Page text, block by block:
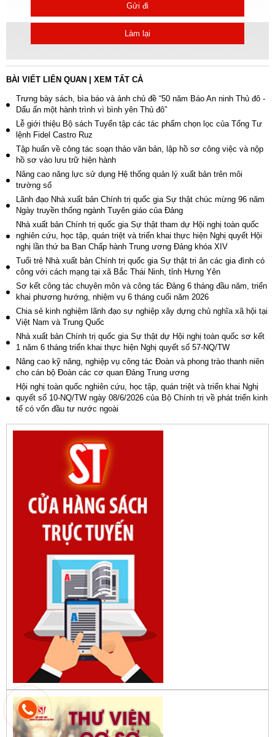
Gửi đi
Làm lại
BÀI VIẾT LIÊN QUAN XEM TẤT CẢ
Trưng bày sách, bìa báo và ảnh chủ đề “50 năm Báo An ninh Thủ đô -
Dấu ấn một hành trình vì bình yên Thủ đô”
Lễ giới thiệu Bộ sách Tuyển tập các tác phẩm chọn lọc của Tổng Tư
lệnh Fidel Castro Ruz
Tập huấn về công tác soạn thảo văn bản, lập hồ sơ công việc và nộp
hồ sơ vào lưu trữ hiện hành
Nâng cao năng lực sử dụng Hệ thống quản lý xuất bản trên môi
trường số
Lãnh đạo Nhà xuất bản Chính trị quốc gia Sự thật chúc mừng 96 năm
Ngày truyền thống ngành Tuyên giáo của Đảng
Nhà xuất bản Chính trị quốc gia Sự thật tham dự Hội nghị toàn quốc
nghiên cứu, học tập, quán triệt và triển khai thực hiện Nghị quyết Hội
nghị lần thứ ba Ban Chấp hành Trung ương Đảng khóa XIV
Tuổi trẻ Nhà xuất bản Chính trị quốc gia Sự thật tri ân các gia đình có
công với cách mạng tại xã Bắc Thái Ninh, tỉnh Hưng Yên
Sơ kết công tác chuyên môn và công tác Đảng 6 tháng đầu năm, triển
khai phương hướng, nhiệm vụ 6 tháng cuối năm 2026
Chia sẻ kinh nghiệm lãnh đạo sự nghiệp xây dựng chủ nghĩa xã hội tại
Việt Nam và Trung Quốc
Nhà xuất bản Chính trị quốc gia Sự thật dự Hội nghị toàn quốc sơ kết
1 năm 6 tháng triển khai thực hiện Nghị quyết số 57-NQ/TW
Nâng cao kỹ năng, nghiệp vụ công tác Đoàn và phong trào thanh niên
cho cán bộ Đoàn các cơ quan Đảng Trung ương
Hội nghị toàn quốc nghiên cứu, học tập, quán triệt và triển khai Nghị
quyết số 10-NQ/TW ngày 08/6/2026 của Bộ Chính trị về phát triển kinh
tế có vốn đầu tư nước ngoài